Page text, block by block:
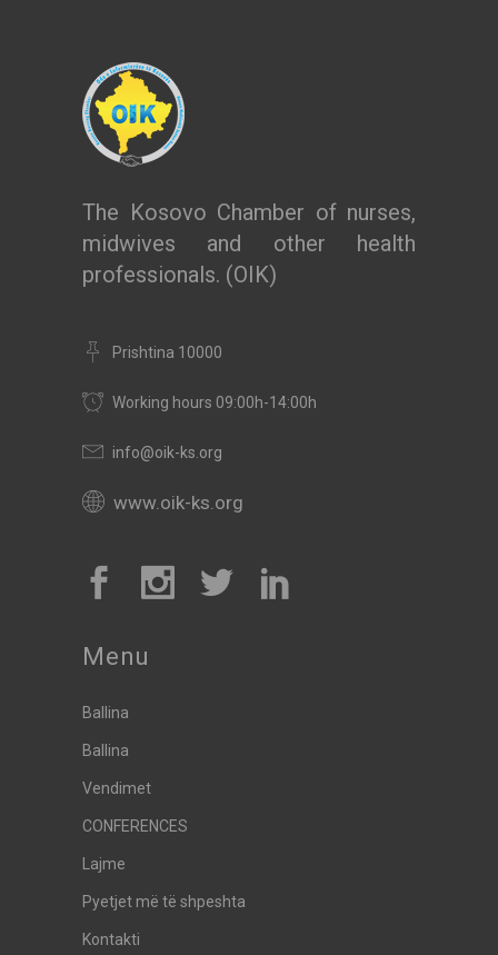
The Kosovo Chamber of nurses,
midwives and other health
professionals. (OIK)
Prishtina 10000
Working hours 09:00h-14:00h
info@oik-ks.org
www.oik-ks.org
Menu
Ballina
Ballina
Vendimet
CONFERENCES
Lajme
Pyetjet më të shpeshta
Kontakti